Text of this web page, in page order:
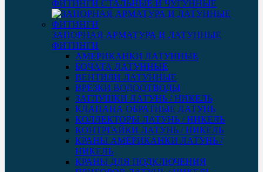
ФИТИНГИ СТАЛЬНЫЕ И ЧУГУННЫЕ
ЗАПОРНАЯ АРМАТУРА И ЛАТУННЫЕ
ФИТИНГИ
АМЕРИКАНКИ ЛАТУННЫЕ
БОЧАТА ЛАТУННЫЕ
ВЕНТИЛИ ЛАТУННЫЕ
ВРЕЗКИ ВОДООТВОДЫ
ЗАГЛУШКИ ЛАТУНЬ / НИКЕЛЬ
КЛАПАНА ОБРАТНЫЕ ЛАТУНЬ
КОЛЛЕКТОРЫ ЛАТУНЬ / НИКЕЛЬ
КОНТРГАЙКИ ЛАТУНЬ / НИКЕЛЬ
КРАНЫ АМЕРИКАНКИ ЛАТУНЬ /
НИКЕЛЬ
КРАНЫ ДЛЯ ПОДКЛЮЧЕНИЯ